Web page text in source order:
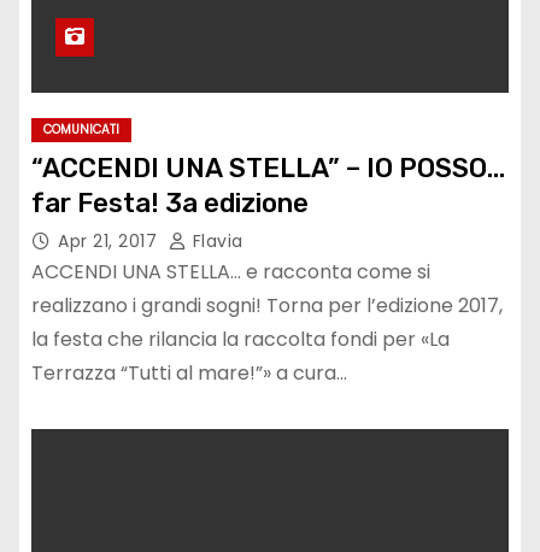
COMUNICATI
“ACCENDI UNA STELLA” – IO POSSO…
far Festa! 3a edizione
Apr 21, 2017 Flavia
ACCENDI UNA STELLA… e racconta come si
realizzano i grandi sogni! Torna per l’edizione 2017,
la festa che rilancia la raccolta fondi per «La
Terrazza “Tutti al mare!”» a cura…